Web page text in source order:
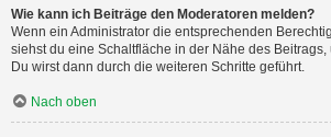
Wie kann ich Beiträge den Moderatoren melden?
Wenn ein Administrator die entsprechenden
siehst du eine Schaltfläche in der Nähe des
Du wirst dann durch die weiteren Schritte geführt.
Nach oben